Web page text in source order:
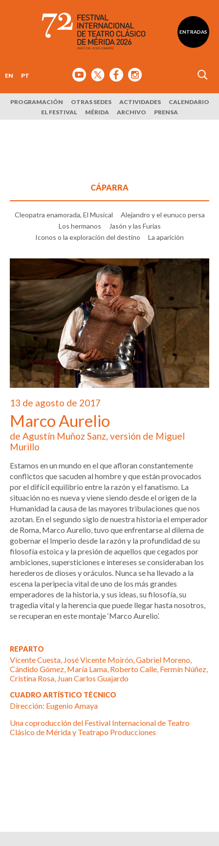
ENTRADAS
EN PT
PROGRAMACIÓN OTRAS SEDES ACTIVIDADES
CALENDARIO
EL FESTIVAL
MÉRIDA ARCHIVO PRENSA
CÁPARRA
Cleopatra enamorada, El Musical
Alejandro y el eunuco persa
Los hermanos
Jasón y las Furias
Iconos o la exploración del destino
La aparición
13 de agosto de 2017
Marco Aurelio
de Agustín Muñoz Sanz, versión de Miguel
Murillo
Estamos en un mundo en el que afloran constantemente
conflictos que sacuden al hombre y que están provocados
por el difícil equilibrio entre la razón y el fanatismo. La
situación no es nueva y viene siendo desde el origen de la
Humanidad la causa de las mayores tribulaciones que nos
azotan. En el segundo siglo de nuestra historia el emperador
de Roma, Marco Aurelio, tuvo que enfrentarse al dilema de
gobernar el Imperio desde la razón y la profundidad de su
filosofía estoica y la presión de aquellos que cegados por
ambiciones, supersticiones e intereses se consideraban los
herederos de dioses y oráculos. Nunca se ha llevado a la
escena la peripecia vital de uno de los más grandes
emperadores de la historia, y sus ideas, su filosofía, su
tragedia vital y la herencia que puede llegar hasta nosotros,
se recuperan en este montaje ‘Marco Aurelio’.
REPARTO
Vicente Cuesta, José Vicente Moirón, Gabriel Moreno,
Cándido Gómez, María Lama, Roberto Calle, Fermín Núñez,
Cristina Rosa, Juan Carlos Guajardo
CUADRO ARTÍSTICO TÉCNICO
Dirección: Eugenio Amaya
Una coproducción del Festival Internacional de Teatro
Clásico de Mérida y Teatrapo Producciones